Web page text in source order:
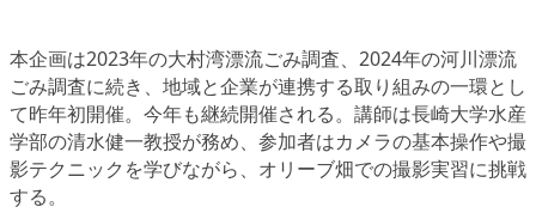
本企画は2023年の大村湾漂流ごみ調査、2024年の河川漂流
ごみ調査に続き、地域と企業が連携する取り組みの一環とし
て昨年初開催。今年も継続開催される。講師は長崎大学水産
学部の清水健一教授が務め、参加者はカメラの基本操作や撮
影テクニックを学びながら、オリーブ畑での撮影実習に挑戦
する。